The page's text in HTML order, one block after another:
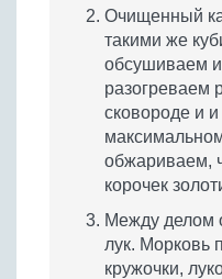
Очищенный
такими же
обсушиваем
разогреваем
сковороде и
обжариваем,
корочек
Между делом
лук. Морковь
кружочки,